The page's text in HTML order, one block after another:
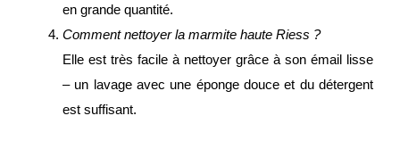
en grande quantité.
Comment nettoyer la marmite haute Riess ?
Elle est très facile à nettoyer grâce à son émail lisse
– un lavage avec une éponge douce et du détergent
est suffisant.